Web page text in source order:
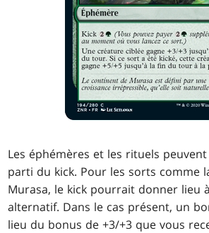
Les éphémères et les rituels
parti du kick. Pour les sorts comme
Murasa, le kick pourrait donner lieu
alternatif. Dans le cas présent, un
lieu du bonus de +3/+3 que vous